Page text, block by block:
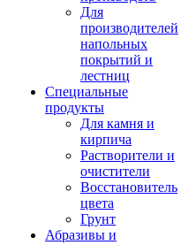
Для
производителей
напольных
покрытий и
лестниц
Специальные
продукты
Для камня и
кирпича
Растворители и
очистители
Восстановитель
цвета
Грунт
Абразивы и